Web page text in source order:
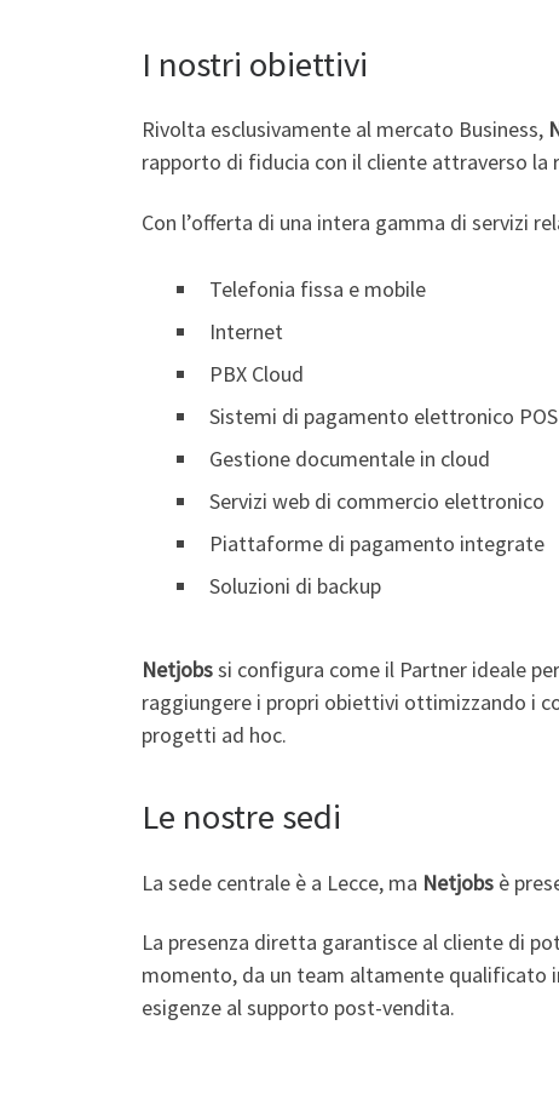
I nostri obiettivi
Rivolta esclusivamente al mercato Business,
rapporto di fiducia con il cliente attraverso la
Con l’offerta di una intera gamma di servizi
Telefonia fissa e mobile
Internet
PBX Cloud
Sistemi di pagamento elettronico POS
Gestione documentale in cloud
Servizi web di commercio elettronico
Piattaforme di pagamento integrate
Soluzioni di backup
Netjobssi configura come il Partner ideale
raggiungere i propri obiettivi ottimizzando i
progetti ad hoc.
Le nostre sedi
La sede centrale è a Lecce, ma Netjobs è
La presenza diretta garantisce al cliente di
momento, da un team altamente qualificato
esigenze al supporto post-vendita.